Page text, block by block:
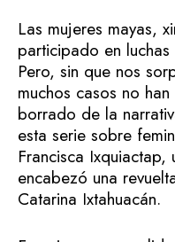
Las mujeres mayas,
participado en
Pero, sin que nos
muchos casos no
borrado de la
esta serie sobre
Francisca
encabezó una
Catarina Ixtahuacán.